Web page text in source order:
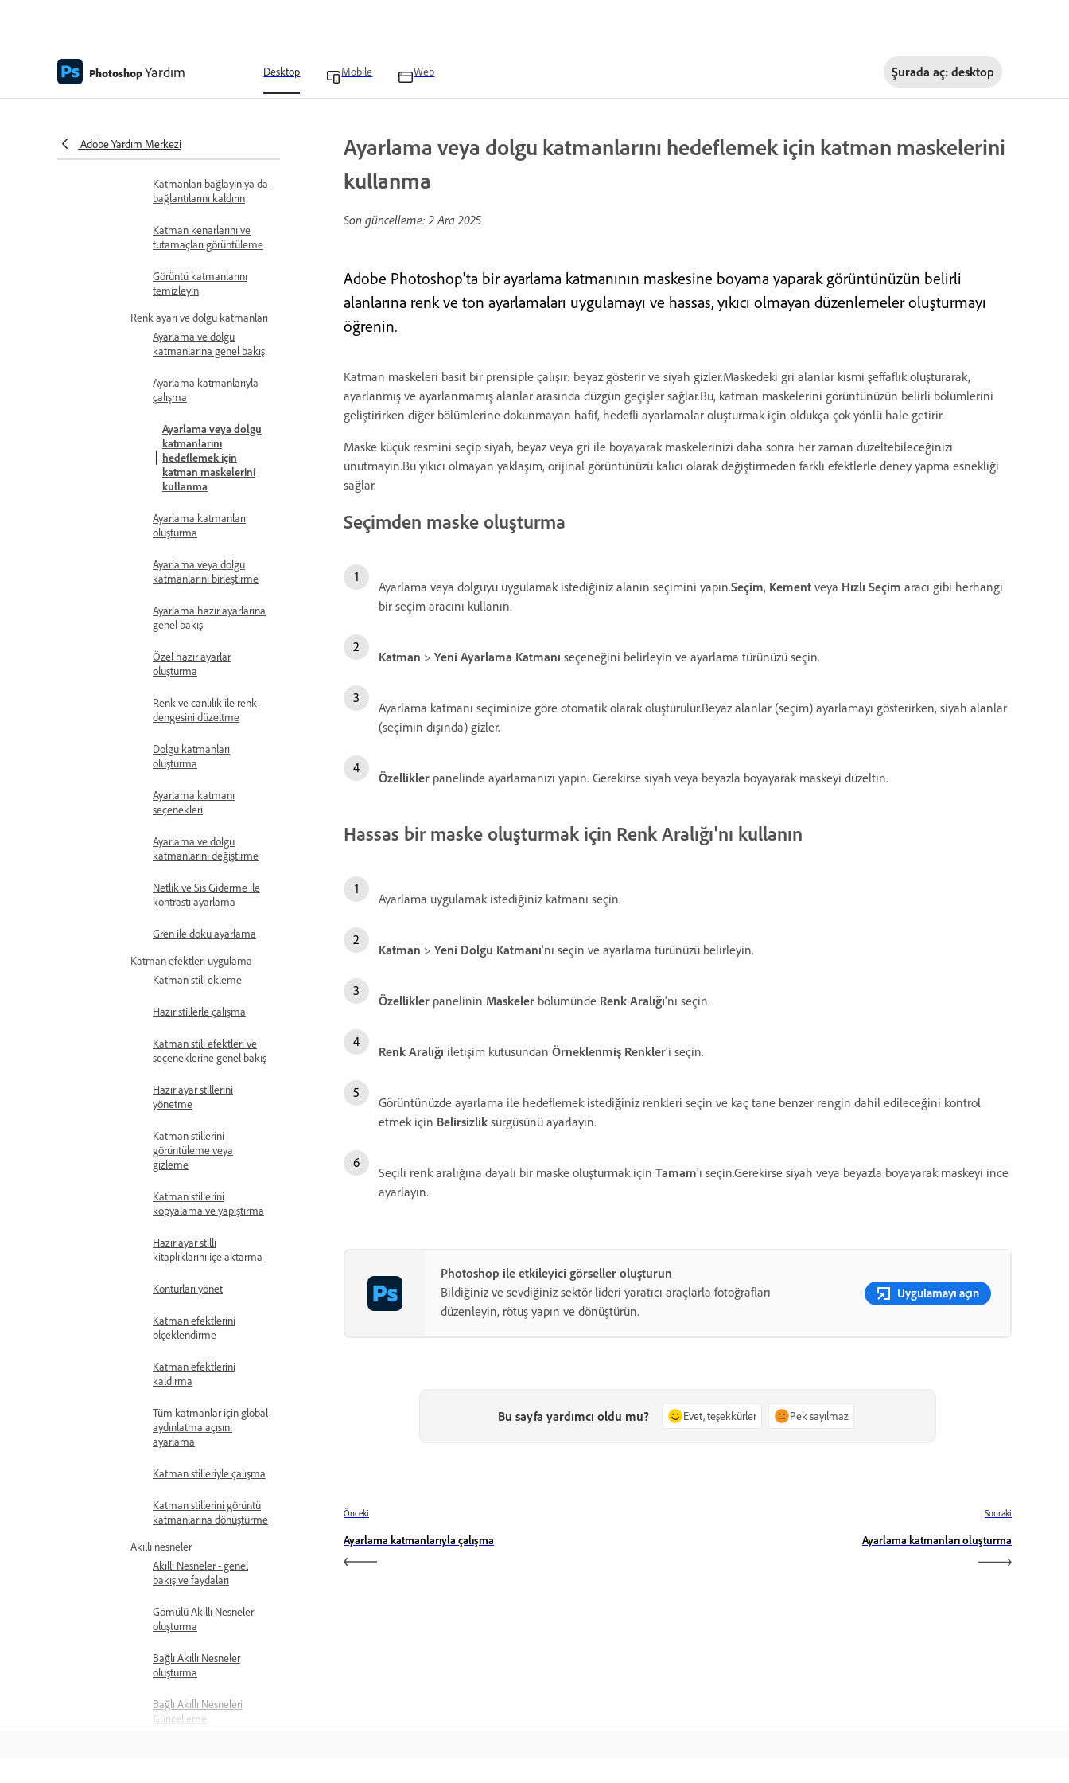
PhotoshopYardım Desktop Mobile Web Şurada aç: desktop
Adobe Yardım MerkeziKatmanları gruplama ve
grubu çözme
Katmanları bağlayın ya da
bağlantılarını kaldırın
Katman kenarlarını ve
tutamaçları görüntüleme
Görüntü katmanlarını
temizleyin
Renk ayarı ve dolgu katmanları
Ayarlama ve dolgu
katmanlarına genel bakış
Ayarlama katmanlarıyla
çalışma
Ayarlama veya dolgu
katmanlarını
hedeflemek için
katman maskelerini
kullanma
Ayarlama katmanları
oluşturma
Ayarlama veya dolgu
katmanlarını birleştirme
Ayarlama hazır ayarlarına
genel bakış
Özel hazır ayarlar
oluşturma
Renk ve canlılık ile renk
dengesini düzeltme
Dolgu katmanları
oluşturma
Ayarlama katmanı
seçenekleri
Ayarlama ve dolgu
katmanlarını değiştirme
Netlik ve Sis Giderme ile
kontrastı ayarlama
Gren ile doku ayarlama
Katman efektleri uygulama
Katman stili ekleme
Hazır stillerle çalışma
Katman stili efektleri ve
seçeneklerine genel bakış
Hazır ayar stillerini
yönetme
Katman stillerini
görüntüleme veya
gizleme
Katman stillerini
kopyalama ve yapıştırma
Hazır ayar stilli
kitaplıklarını içe aktarma
Konturları yönet
Katman efektlerini
ölçeklendirme
Katman efektlerini
kaldırma
Tüm katmanlar için global
aydınlatma açısını
ayarlama
Katman stilleriyle çalışma
Katman stillerini görüntü
katmanlarına dönüştürme
Akıllı nesneler
Akıllı Nesneler - genel
bakış ve faydaları
Gömülü Akıllı Nesneler
oluşturma
Bağlı Akıllı Nesneler
oluşturma
Bağlı Akıllı Nesneleri
Güncelleme
Ayarlama veya dolgu katmanlarını hedeflemek için katman maskelerini
kullanma
Son güncelleme:2 Ara 2025
Adobe Photoshop'ta bir ayarlama katmanının maskesine boyama yaparak görüntünüzün belirli
alanlarına renk ve ton ayarlamaları uygulamayı ve hassas, yıkıcı olmayan düzenlemeler oluşturmayı
öğrenin.
Katman maskeleri basit bir prensiple çalışır: beyaz gösterir ve siyah gizler.Maskedeki gri alanlar kısmi şeffaflık oluşturarak,
ayarlanmış ve ayarlanmamış alanlar arasında düzgün geçişler sağlar.Bu, katman maskelerini görüntünüzün belirli bölümlerini
geliştirirken diğer bölümlerine dokunmayan hafif, hedefli ayarlamalar oluşturmak için oldukça çok yönlü hale getirir.
Maske küçük resmini seçip siyah, beyaz veya gri ile boyayarak maskelerinizi daha sonra her zaman düzeltebileceğinizi
unutmayın.Bu yıkıcı olmayan yaklaşım, orijinal görüntünüzü kalıcı olarak değiştirmeden farklı efektlerle deney yapma esnekliği
sağlar.
Seçimden maske oluşturma
Ayarlama veya dolguyu uygulamak istediğiniz alanın seçimini yapın.Seçim, Kement veya Hızlı Seçim aracı gibi herhangi
bir seçim aracını kullanın.
Katman > Yeni Ayarlama Katmanı seçeneğini belirleyin ve ayarlama türünüzü seçin.
Ayarlama katmanı seçiminize göre otomatik olarak oluşturulur.Beyaz alanlar (seçim) ayarlamayı gösterirken, siyah alanlar
(seçimin dışında) gizler.
Özellikler panelinde ayarlamanızı yapın. Gerekirse siyah veya beyazla boyayarak maskeyi düzeltin.
Hassas bir maske oluşturmak için Renk Aralığı'nı kullanın
Ayarlama uygulamak istediğiniz katmanı seçin.
Katman > Yeni Dolgu Katmanı'nı seçin ve ayarlama türünüzü belirleyin.
Özellikler panelinin Maskeler bölümünde Renk Aralığı'nı seçin.
Renk Aralığı iletişim kutusundan Örneklenmiş Renkler'i seçin.
Görüntünüzde ayarlama ile hedeflemek istediğiniz renkleri seçin ve kaç tane benzer rengin dahil edileceğini kontrol
etmek için Belirsizlik sürgüsünü ayarlayın.
Seçili renk aralığına dayalı bir maske oluşturmak için Tamam'ı seçin.Gerekirse siyah veya beyazla boyayarak maskeyi ince
ayarlayın.
Photoshop ile etkileyici görseller oluşturun
Bildiğiniz ve sevdiğiniz sektör lideri yaratıcı araçlarla fotoğrafları
düzenleyin, rötuş yapın ve dönüştürün.
Uygulamayı açın
Bu sayfa yardımcı oldu mu? Evet, teşekkürler Pek sayılmaz
Önceki
Ayarlama katmanlarıyla çalışma
Sonraki
Ayarlama katmanları oluşturma